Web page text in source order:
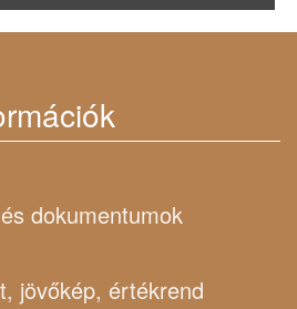
dokumentumok
jövőkép, értékrend